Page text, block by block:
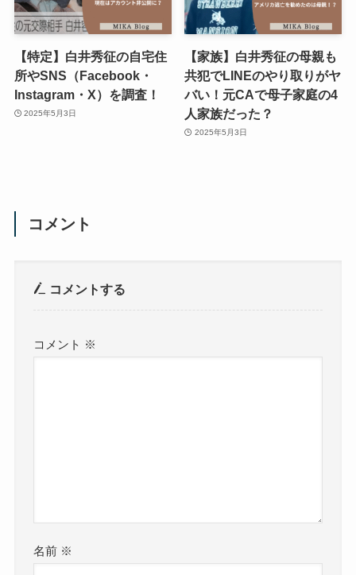
【特定】白井秀征の自宅住
所やSNS（Facebook・
Instagram・X）を調査！
2025年5月3日
【家族】白井秀征の母親も
共犯でLINEのやり取りがヤ
バい！元CAで母子家庭の4
人家族だった？
2025年5月3日
コメント
コメントする
コメント ※
名前 ※